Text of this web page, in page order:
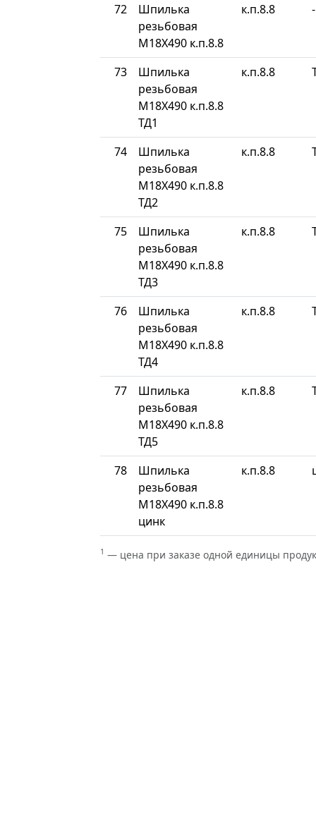
72
Шпилька
резьбовая
М18Х490 к.п.8.8
к.п.8.8 -
73
Шпилька
резьбовая
М18Х490 к.п.8.8
ТД1
к.п.8.8
74
Шпилька
резьбовая
М18Х490 к.п.8.8
ТД2
к.п.8.8
75
Шпилька
резьбовая
М18Х490 к.п.8.8
ТД3
к.п.8.8
76
Шпилька
резьбовая
М18Х490 к.п.8.8
ТД4
к.п.8.8
77
Шпилька
резьбовая
М18Х490 к.п.8.8
ТД5
к.п.8.8
78
Шпилька
резьбовая
М18Х490 к.п.8.8
цинк
к.п.8.8
1 — цена при заказе одной единицы